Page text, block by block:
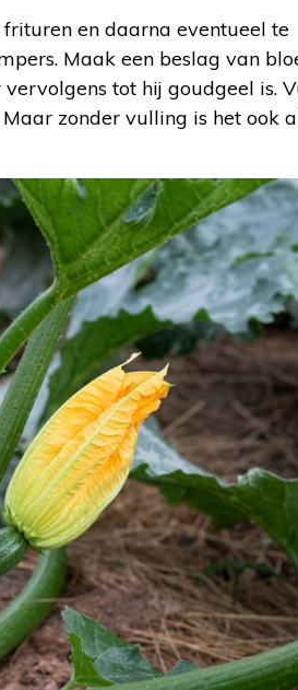
en daarna eventueel te
Maak een beslag van
tot hij goudgeel is.
zonder vulling is het ook